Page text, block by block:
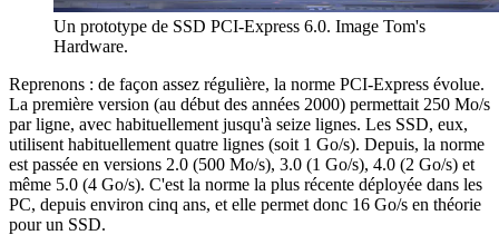
Un prototype de SSD PCI-Express 6.0. Image Tom's
Hardware.
Reprenons : de façon assez régulière, la norme PCI-Express évolue.
La première version (au début des années 2000) permettait 250 Mo/s
par ligne, avec habituellement jusqu'à seize lignes. Les SSD, eux,
utilisent habituellement quatre lignes (soit 1 Go/s). Depuis, la norme
est passée en versions 2.0 (500 Mo/s), 3.0 (1 Go/s), 4.0 (2 Go/s) et
même 5.0 (4 Go/s). C'est la norme la plus récente déployée dans les
PC, depuis environ cinq ans, et elle permet donc 16 Go/s en théorie
pour un SSD.